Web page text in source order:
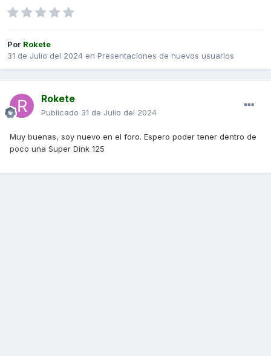
Por Rokete
31 de Julio del 2024 en Presentaciones de nuevos usuarios
Rokete
Publicado 31 de Julio del 2024
Muy buenas, soy nuevo en el foro. Espero poder tener dentro de
poco una Super Dink 125